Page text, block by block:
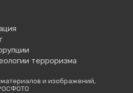
терроризма
и изображений,